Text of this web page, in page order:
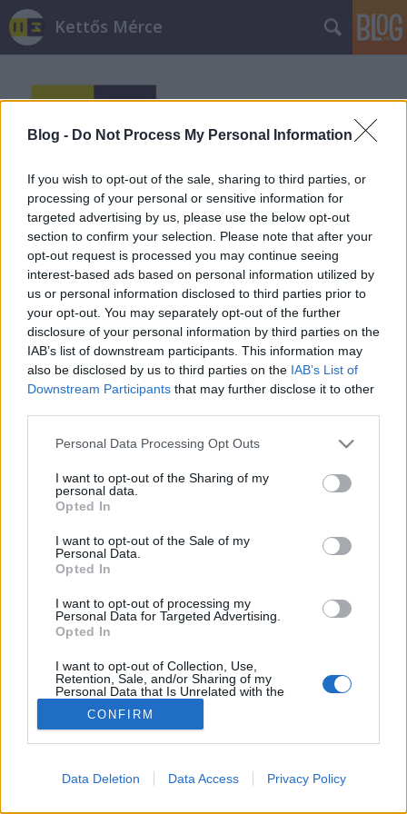
Blog - Do Not Process My Personal Information
If you wish to opt-out of the sale, sharing to third parties, or
processing of your personal or sensitive information for
targeted advertising by us, please use the below opt-out
section to confirm your selection. Please note that after your
opt-out request is processed you may continue seeing
interest-based ads based on personal information utilized by
us or personal information disclosed to third parties prior to
your opt-out. You may separately opt-out of the further
disclosure of your personal information by third parties on the
IAB’s list of downstream participants. This information may
also be disclosed by us to third parties on the IAB’s List of
Downstream Participants that may further disclose it to other
Please note that this website/app uses one or more Google
not limited to your visit or usage behaviour. You may click to
grant or deny consent to Google and its third-party tags to
use your data for below specified purposes in below Google
consent section.
Personal Data Processing Opt Outs
I want to opt-out of the Sharing of my
personal data.
Opted In
I want to opt-out of the Sale of my
Personal Data.
Opted In
I want to opt-out of processing my
Personal Data for Targeted Advertising.
Opted In
I want to opt-out of Collection, Use,
Retention, Sale, and/or Sharing of my
Personal Data that Is Unrelated with the
Purposes for which it was collected.
Opted Out
I want to allow Google to enable storage
related to advertising like cookies on web or
CONFIRM
Data Deletion Data Access Privacy Policy
Kettős Mérce
Címkék»media
Vinnénk a parlamentet bannerért!
JámborAndrás•2011. augusztus 18.
A Lázár János vezette hódmezővásárhelyi
önkormányzat a HVG cikke szerint egy 48 millió
értékű ingatlant cserélt el bannerekre a General
Media internetes oldalain, összesen 600 millió
Respekt MTV
JámborAndrás• 2009. június 05.
Az MTV-n most, ebben a pillanatban az Este cimű
műsor után leadták az összes párt EP kampány
vagy az MTV az elmúlt évek legkorrektebb és
demokratikusabb húzásaként közszolgálati